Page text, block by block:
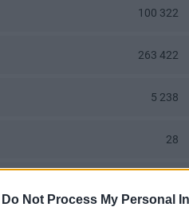
Do Not Process My Personal
100 322
263 422
5 238
28